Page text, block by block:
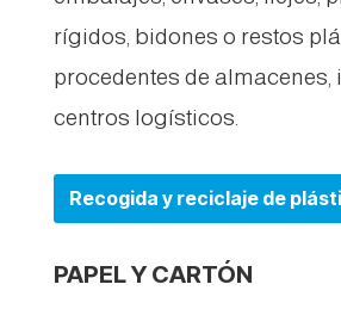
rígidos, bidones o restos
procedentes de almacenes,
centros logísticos.
Recogida y reciclaje de
PAPEL Y CARTÓN